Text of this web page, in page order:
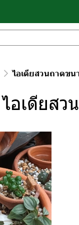
ไอเดียสวนถาดขน
ไอเดียสว